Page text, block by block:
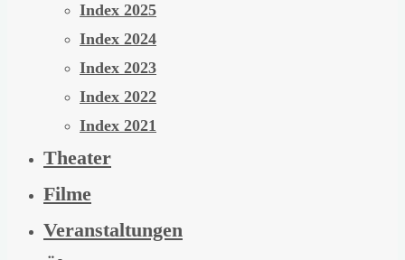
Index 2025
Index 2024
Index 2023
Index 2022
Index 2021
Theater
Filme
Veranstaltungen